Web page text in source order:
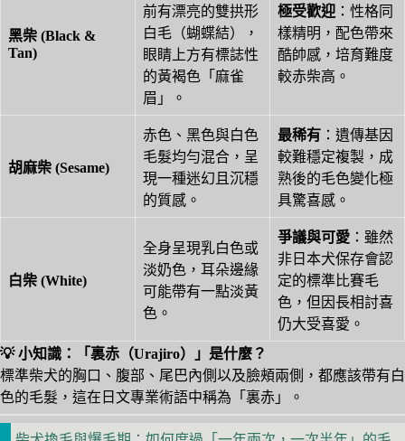
黑柴 (Black &
Tan)
前有漂亮的雙拱形
白毛（蝴蝶結），
眼睛上方有標誌性
的黃褐色「麻雀
眉」。
極受歡迎 ：性格同
樣精明，配色帶來
酷帥感，培育難度
較赤柴高。
胡麻柴 (Sesame)
赤色、黑色與白色
毛髮均勻混合，呈
現一種迷幻且沉穩
的質感。
最稀有 ：遺傳基因
較難穩定複製，成
熟後的毛色變化極
具驚喜感。
白柴 (White)
全身呈現乳白色或
淡奶色，耳朵邊緣
可能帶有一點淡黃
色。
爭議與可愛 ：雖然
非日本犬保存會認
定的標準比賽毛
色，但因長相討喜
仍大受喜愛。
💡 小知識：「裏赤（Urajiro）」是什麼？
標準柴犬的胸口、腹部、尾巴內側以及臉頰兩側，都應該帶有白
色的毛髮，這在日文專業術語中稱為「裏赤」。